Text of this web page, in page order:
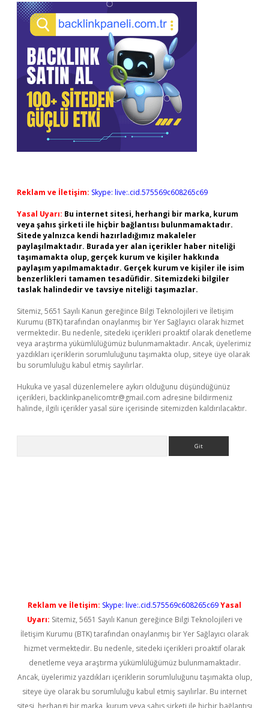
Reklam ve İletişim: Skype: live:.cid.575569c608265c69
Yasal Uyarı: Bu internet sitesi, herhangi bir marka, kurum
veya şahıs şirketi ile hiçbir bağlantısı bulunmamaktadır.
Sitede yalnızca kendi hazırladığımız makaleler
paylaşılmaktadır. Burada yer alan içerikler haber niteliği
taşımamakta olup, gerçek kurum ve kişiler hakkında
paylaşım yapılmamaktadır. Gerçek kurum ve kişiler ile isim
benzerlikleri tamamen tesadüfidir. Sitemizdeki bilgiler
taslak halindedir ve tavsiye niteliği taşımazlar.
Sitemiz, 5651 Sayılı Kanun gereğince Bilgi Teknolojileri ve İletişim
Kurumu (BTK) tarafından onaylanmış bir Yer Sağlayıcı olarak hizmet
vermektedir. Bu nedenle, sitedeki içerikleri proaktif olarak denetleme
veya araştırma yükümlülüğümüz bulunmamaktadır. Ancak, üyelerimiz
yazdıkları içeriklerin sorumluluğunu taşımakta olup, siteye üye olarak
bu sorumluluğu kabul etmiş sayılırlar.
Hukuka ve yasal düzenlemelere aykırı olduğunu düşündüğünüz
içerikleri, backlinkpanelicomtr@gmail.com adresine bildirmeniz
halinde, ilgili içerikler yasal süre içerisinde sitemizden kaldırılacaktır.
Reklam ve İletişim: Skype: live:.cid.575569c608265c69Yasal
Uyarı: Sitemiz, 5651 Sayılı Kanun gereğince Bilgi Teknolojileri ve
İletişim Kurumu (BTK) tarafından onaylanmış bir Yer Sağlayıcı olarak
hizmet vermektedir. Bu nedenle, sitedeki içerikleri proaktif olarak
denetleme veya araştırma yükümlülüğümüz bulunmamaktadır.
Ancak, üyelerimiz yazdıkları içeriklerin sorumluluğunu taşımakta olup,
siteye üye olarak bu sorumluluğu kabul etmiş sayılırlar. Bu internet
sitesi, herhangi bir marka, kurum veya şahıs şirketi ile hiçbir bağlantısı